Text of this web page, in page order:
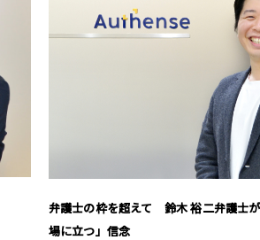
弁護士の枠を超えて 鈴木 裕二弁護士
場に立つ」信念